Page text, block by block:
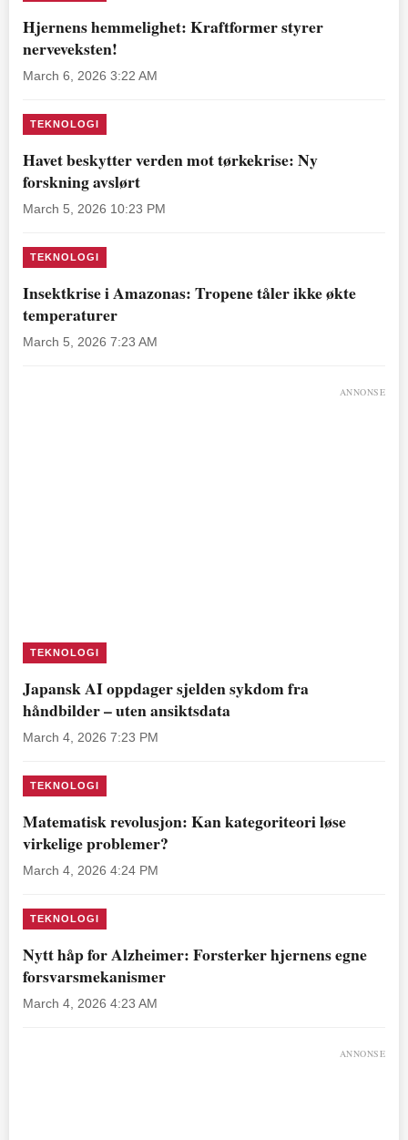
Hjernens hemmelighet: Kraftformer styrer
nerveveksten!
March 6, 2026 3:22 AM
TEKNOLOGI
Havet beskytter verden mot tørkekrise: Ny
forskning avslørt
March 5, 2026 10:23 PM
TEKNOLOGI
Insektkrise i Amazonas: Tropene tåler ikke økte
temperaturer
March 5, 2026 7:23 AM
ANNONSE
TEKNOLOGI
Japansk AI oppdager sjelden sykdom fra
håndbilder – uten ansiktsdata
March 4, 2026 7:23 PM
TEKNOLOGI
Matematisk revolusjon: Kan kategoriteori løse
virkelige problemer?
March 4, 2026 4:24 PM
TEKNOLOGI
Nytt håp for Alzheimer: Forsterker hjernens egne
forsvarsmekanismer
March 4, 2026 4:23 AM
ANNONSE